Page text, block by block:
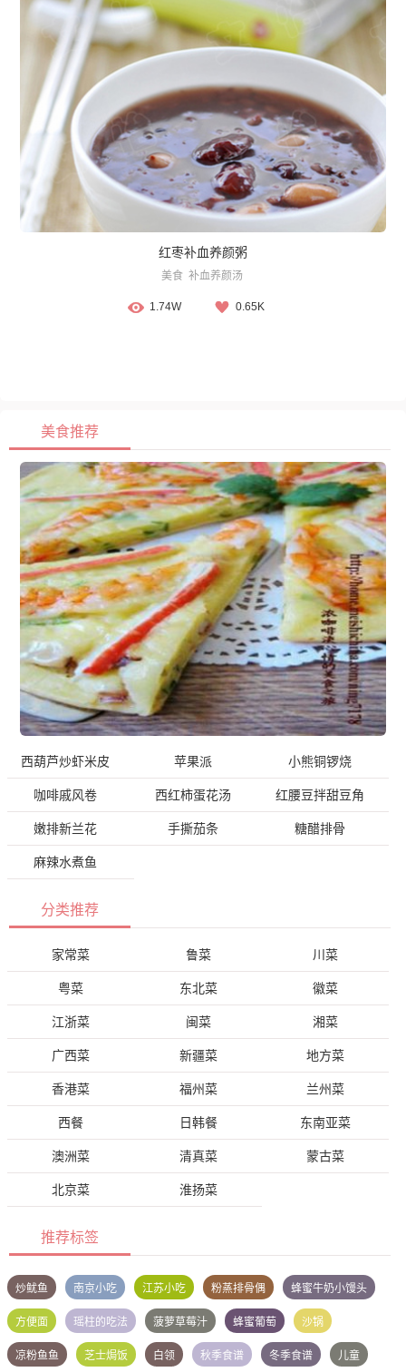
红枣补血养颜粥
美食 补血养颜汤
1.74W 0.65K
美食推荐
西葫芦炒虾米皮 苹果派 小熊铜锣烧
咖啡戚风卷 西红柿蛋花汤 红腰豆拌甜豆角
嫩排新兰花 手撕茄条 糖醋排骨
麻辣水煮鱼
分类推荐
家常菜 鲁菜 川菜
粤菜 东北菜 徽菜
江浙菜 闽菜 湘菜
广西菜 新疆菜 地方菜
香港菜 福州菜 兰州菜
西餐 日韩餐 东南亚菜
澳洲菜 清真菜 蒙古菜
北京菜 淮扬菜
推荐标签
炒鱿鱼 南京小吃 江苏小吃 粉蒸排骨偶 蜂蜜牛奶小馒头
方便面 瑶柱的吃法 菠萝草莓汁 蜂蜜葡萄 沙锅
凉粉鱼鱼 芝士焗饭 白领 秋季食谱 冬季食谱 儿童